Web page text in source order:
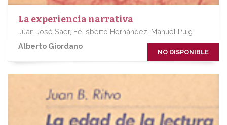
NO DISPONIBLE
La experiencia narrativa
Juan José Saer, Felisberto Hernández, Manuel Puig
Alberto Giordano